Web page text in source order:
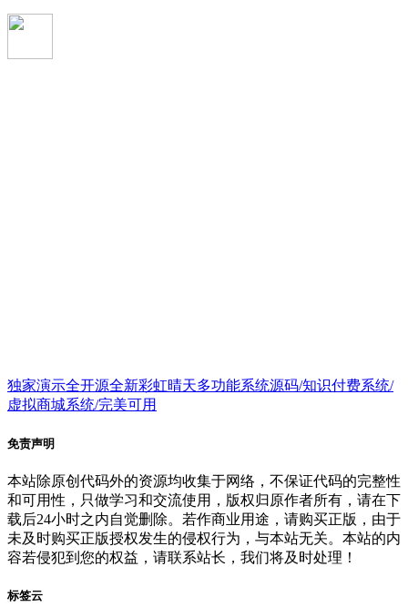
独家演示全开源全新彩虹晴天多功能系统源码/知识付费系统/
虚拟商城系统/完美可用
免责声明
本站除原创代码外的资源均收集于网络，不保证代码的完整性
和可用性，只做学习和交流使用，版权归原作者所有，请在下
载后24小时之内自觉删除。若作商业用途，请购买正版，由于
未及时购买正版授权发生的侵权行为，与本站无关。本站的内
容若侵犯到您的权益，请联系站长，我们将及时处理！
标签云